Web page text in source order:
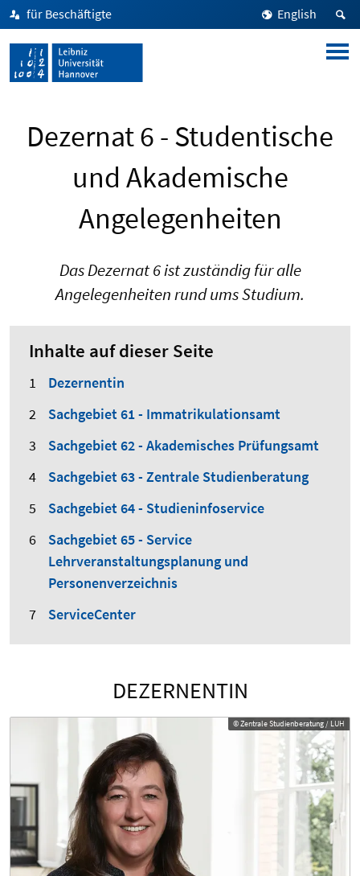
für Beschäftigte English
Dezernat 6 - Studentische
und Akademische
Angelegenheiten
Das Dezernat 6 ist zuständig für alle
Angelegenheiten rund ums Studium.
Inhalte auf dieser Seite
Dezernentin
Sachgebiet 61 - Immatrikulationsamt
Sachgebiet 62 - Akademisches Prüfungsamt
Sachgebiet 63 - Zentrale Studienberatung
Sachgebiet 64 - Studieninfoservice
Sachgebiet 65 - Service
Lehrveranstaltungsplanung und
Personenverzeichnis
ServiceCenter
DEZERNENTIN
© Zentrale Studienberatung / LUH